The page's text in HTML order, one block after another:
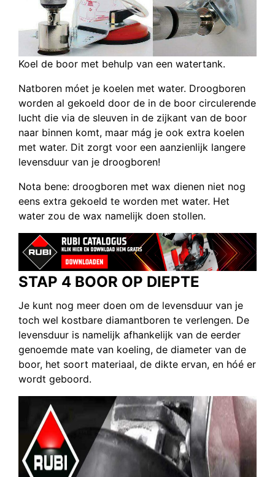
Koel de boor met behulp van een watertank.
Natboren móet je koelen met water. Droogboren
worden al gekoeld door de in de boor circulerende
lucht die via de sleuven in de zijkant van de boor
naar binnen komt, maar mág je ook extra koelen
met water. Dit zorgt voor een aanzienlijk langere
levensduur van je droogboren!
Nota bene: droogboren met wax dienen niet nog
eens extra gekoeld te worden met water. Het
water zou de wax namelijk doen stollen.
STAP 4 BOOR OP DIEPTE
Je kunt nog meer doen om de levensduur van je
toch wel kostbare diamantboren te verlengen. De
levensduur is namelijk afhankelijk van de eerder
genoemde mate van koeling, de diameter van de
boor, het soort materiaal, de dikte ervan, en hóé er
wordt geboord.